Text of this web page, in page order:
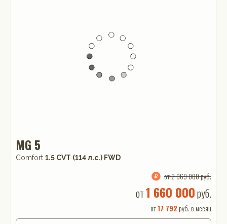
MG 5
Comfort 1.5 CVT (114 л.с.) FWD
от 2 069 000 руб.
от1 660 000руб.
от17 792 руб. в месяц